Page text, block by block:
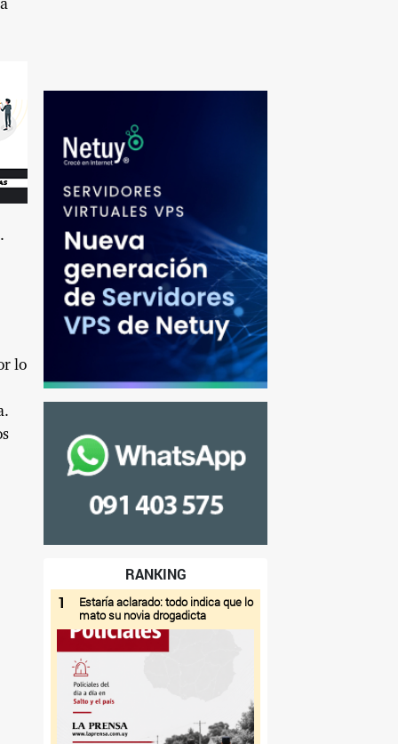
lo
RANKING
1
Estaría aclarado: todo indica que lo
mato su novia drogadicta